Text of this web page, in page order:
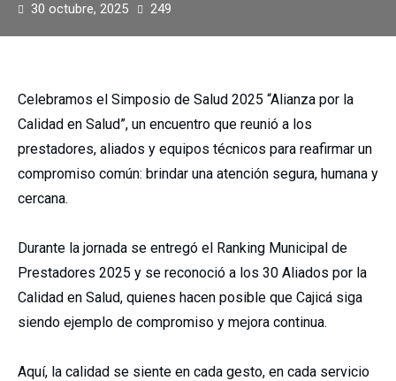
30 octubre, 2025 249
Celebramos el Simposio de Salud 2025 “Alianza por la
Calidad en Salud”, un encuentro que reunió a los
prestadores, aliados y equipos técnicos para reafirmar un
compromiso común: brindar una atención segura, humana y
cercana.
Durante la jornada se entregó el Ranking Municipal de
Prestadores 2025 y se reconoció a los 30 Aliados por la
Calidad en Salud, quienes hacen posible que Cajicá siga
siendo ejemplo de compromiso y mejora continua.
Aquí, la calidad se siente en cada gesto, en cada servicio